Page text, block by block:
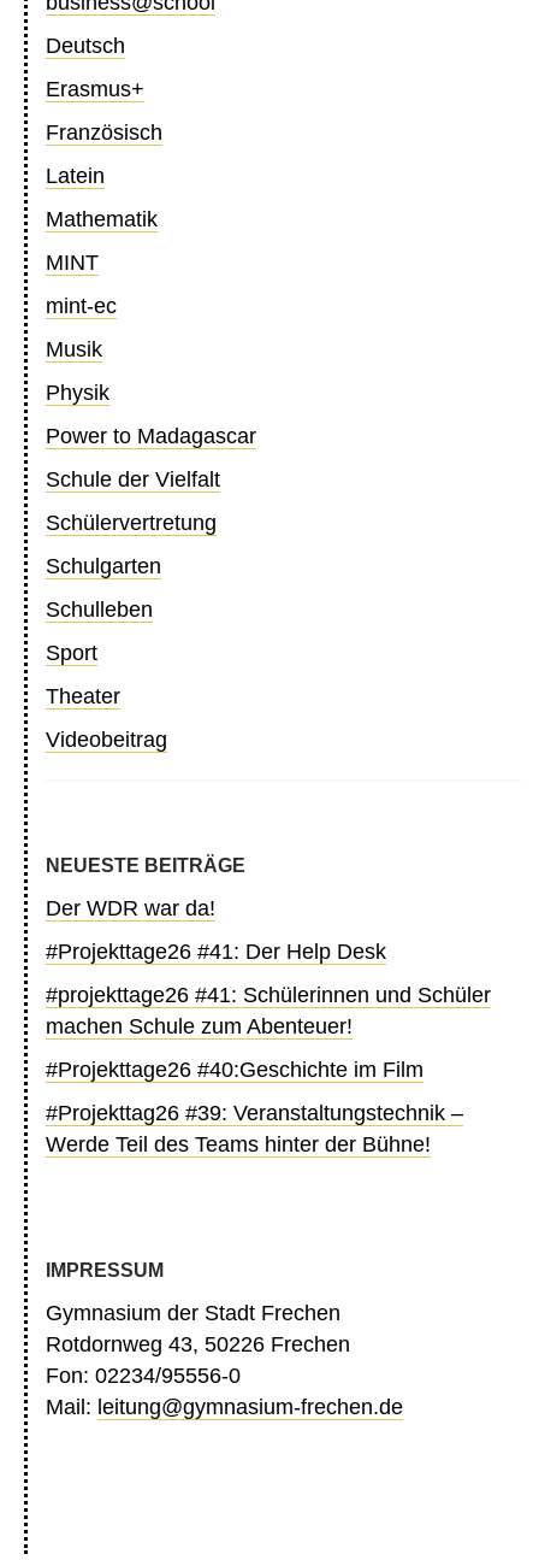
Deutsch
Erasmus+
Französisch
Latein
Mathematik
MINT
mint-ec
Musik
Physik
Power to Madagascar
Schule der Vielfalt
Schülervertretung
Schulgarten
Schulleben
Sport
Theater
Videobeitrag
NEUESTE BEITRÄGE
Der WDR war da!
#Projekttage26 #41: Der Help Desk
#projekttage26 #41: Schülerinnen und Schüler
machen Schule zum Abenteuer!
#Projekttage26 #40:Geschichte im Film
#Projekttag26 #39: Veranstaltungstechnik –
Werde Teil des Teams hinter der Bühne!
IMPRESSUM
Gymnasium der Stadt Frechen
Rotdornweg 43, 50226 Frechen
Fon: 02234/95556-0
Mail: leitung@gymnasium-frechen.de